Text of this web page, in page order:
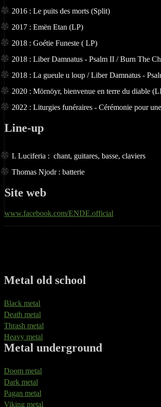
2016 : Le puits des morts (Split)
2017 : Emën Etan (LP)
2018 : Goétie Funeste ( LP)
2018 : Liber Damnatus - Psalm II / Burn The
2018 : La gueule u loup / Liber Damnatus -
2020 : Mörnöyr, bienvenue en terre du diable
2022 : Liturgies funéraires - Cérémonie pour
Line-up
I. Luciferia : chant, guitares, basse, claviers
Thomas Njodr : batterie
Site web
www.facebook.com/ENDE.official
Metal old school
Black metal
Death metal
Thrash metal
Heavy metal
Metal underground
Doom metal
Dark metal
Pagan metal
Viking metal